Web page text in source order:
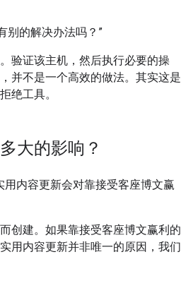
别的解决办法吗？”
验证该主机，然后执行必要的操
并不是一个高效的做法。其实这是
绝工具。
大的影响？
用内容更新会对靠接受客座博文赢
创建。如果靠接受客座博文赢利的
用内容更新并非唯一的原因，我们